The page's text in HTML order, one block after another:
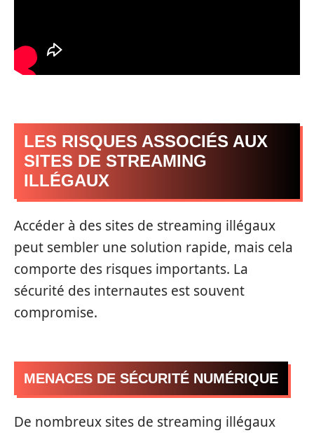
LES RISQUES ASSOCIÉS AUX
SITES DE STREAMING
ILLÉGAUX
Accéder à des sites de streaming illégaux
peut sembler une solution rapide, mais cela
comporte des risques importants. La
sécurité des internautes est souvent
compromise.
MENACES DE SÉCURITÉ NUMÉRIQUE
De nombreux sites de streaming illégaux